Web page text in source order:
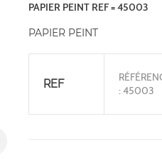
PAPIER PEINT REF = 45003
PAPIER PEINT
REF
: 45003